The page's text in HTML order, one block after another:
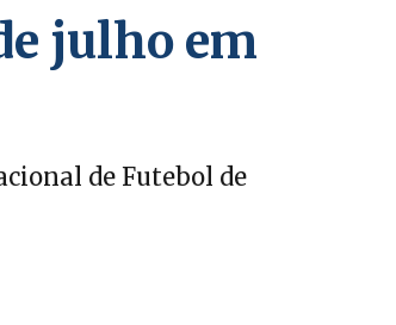
julho em
de Futebol de